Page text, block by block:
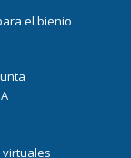
el bienio